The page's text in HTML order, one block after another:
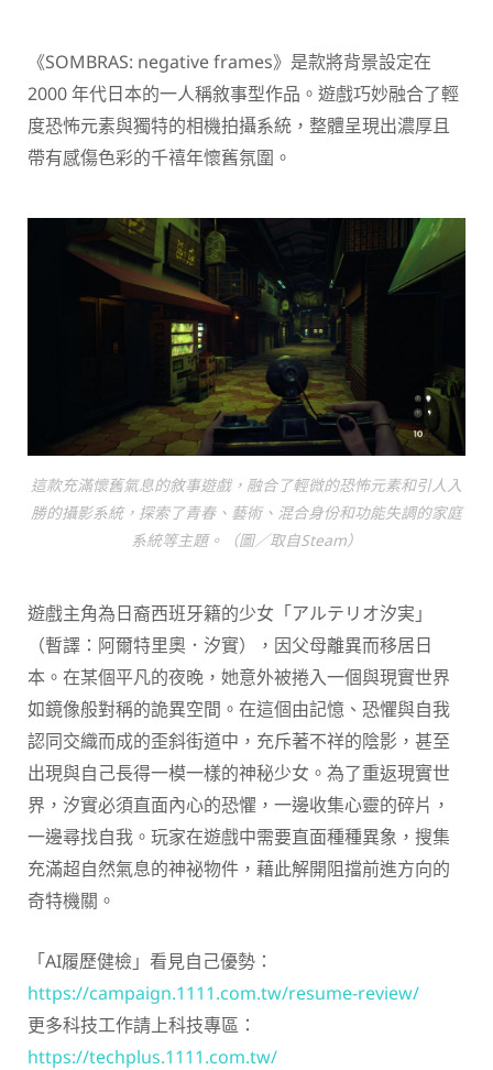
《SOMBRAS: negative frames》是款將背景設定在
2000 年代日本的一人稱敘事型作品。遊戲巧妙融合了輕
度恐怖元素與獨特的相機拍攝系統，整體呈現出濃厚且
帶有感傷色彩的千禧年懷舊氛圍。
這款充滿懷舊氣息的敘事遊戲，融合了輕微的恐怖元素和引人入
勝的攝影系統，探索了青春、藝術、混合身份和功能失調的家庭
系統等主題。（圖／取自Steam）
遊戲主角為日裔西班牙籍的少女「アルテリオ汐実」
（暫譯：阿爾特里奧．汐實），因父母離異而移居日
本。在某個平凡的夜晚，她意外被捲入一個與現實世界
如鏡像般對稱的詭異空間。在這個由記憶、恐懼與自我
認同交織而成的歪斜街道中，充斥著不祥的陰影，甚至
出現與自己長得一模一樣的神秘少女。為了重返現實世
界，汐實必須直面內心的恐懼，一邊收集心靈的碎片，
一邊尋找自我。玩家在遊戲中需要直面種種異象，搜集
充滿超自然氣息的神祕物件，藉此解開阻擋前進方向的
奇特機關。
「AI履歷健檢」看見自己優勢：
https://campaign.1111.com.tw/resume-review/
更多科技工作請上科技專區：
https://techplus.1111.com.tw/